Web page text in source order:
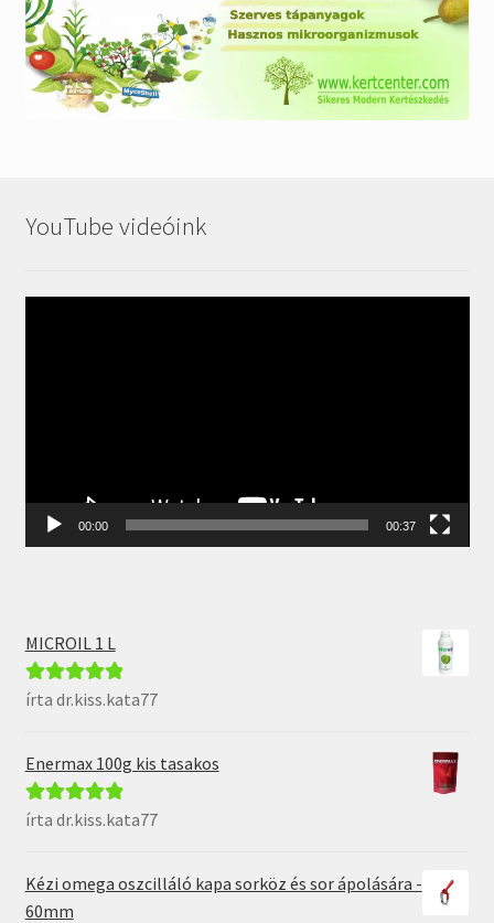
YouTube videóink
00:00 00:37
MICROIL 1 L
Értékelés:5 /
írta dr.kiss.kata77
Enermax 100g kis tasakos
Értékelés:5 /
írta dr.kiss.kata77
Kézi omega oszcilláló kapa sorköz és sor ápolására -
60mm